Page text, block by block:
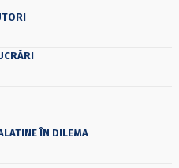
ÎN DILEMA